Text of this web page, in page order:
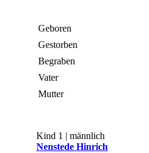
Geboren
Gestorben
Begraben
Vater
Mutter
Kind 1 | männlich
Nenstede Hinrich